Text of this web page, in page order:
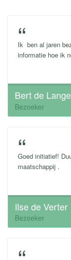
Ik ben al jaren
informatie hoe ik
Bert de Lange
Bezoeker
Goed initiatief!
maatschappij .
Ilse de Verter
Bezoeker